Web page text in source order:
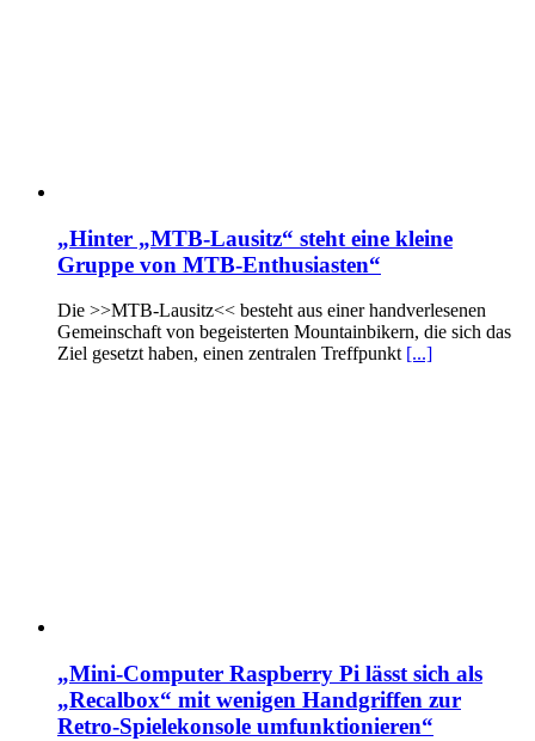
„Hinter „MTB-Lausitz“ steht eine kleine
Gruppe von MTB-Enthusiasten“
Die >>MTB-Lausitz<< besteht aus einer handverlesenen
Gemeinschaft von begeisterten Mountainbikern, die sich das
Ziel gesetzt haben, einen zentralen Treffpunkt [...]
„Mini-Computer Raspberry Pi lässt sich als
„Recalbox“ mit wenigen Handgriffen zur
Retro-Spielekonsole umfunktionieren“